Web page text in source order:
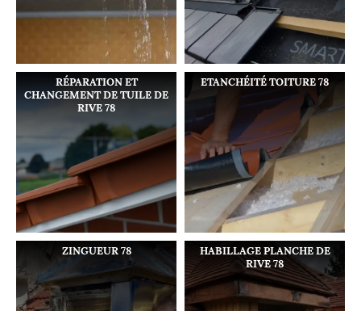
RÉPARATION ET
CHANGEMENT DE TUILE DE
RIVE 78
ETANCHÉITÉ TOITURE 78
ZINGUEUR 78
HABILLAGE PLANCHE DE
RIVE 78